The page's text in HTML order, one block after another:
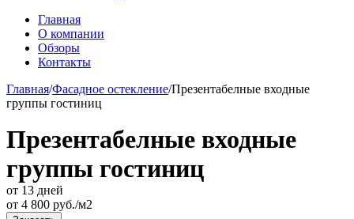
Главная
О компании
Обзоры
Контакты
Главная/Фасадное остекление/Презентабелные входные
группы гостиниц
Презентабелные входные
группы гостиниц
от 13 дней
от 4 800 руб./м2